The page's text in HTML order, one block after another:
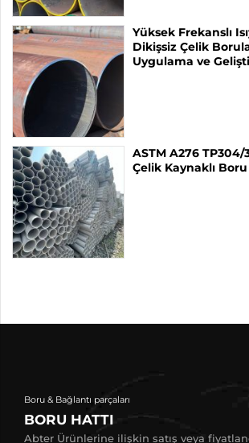
Yüksek Frekanslı
Dikişsiz Çelik
Uygulama ve
ASTM A276
Çelik Kaynaklı Boru
Boru & Bağlantı parçaları
BORU HATTI
Abter Ürünlerine ilişkin satış veya